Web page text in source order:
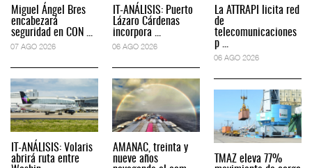
Miguel Ángel Bres
encabezará
seguridad en CON ...
07 AGO 2026
IT-ANÁLISIS: Volaris
abrirá ruta entre
IT-ANÁLISIS: Puerto
Lázaro Cárdenas
incorpora ...
06 AGO 2026
AMANAC, treinta y
nueve años
La ATTRAPI licita red
de
telecomunicaciones
p ...
06 AGO 2026
TMAZ eleva 77%